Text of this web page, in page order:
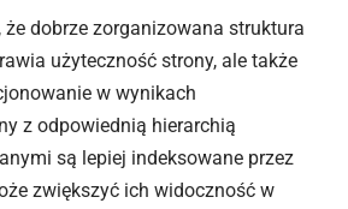
że dobrze zorganizowana struktura
użyteczność strony, ale także
w wynikach
z odpowiednią hierarchią
są lepiej indeksowane przez
zwiększyć ich widoczność w